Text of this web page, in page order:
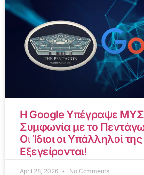
Η Google Υπέγραψε
Συμφωνία με το
Οι Ίδιοι οι Υπάλληλοί της
Εξεγείρονται!
April 28, 2026 No Comments